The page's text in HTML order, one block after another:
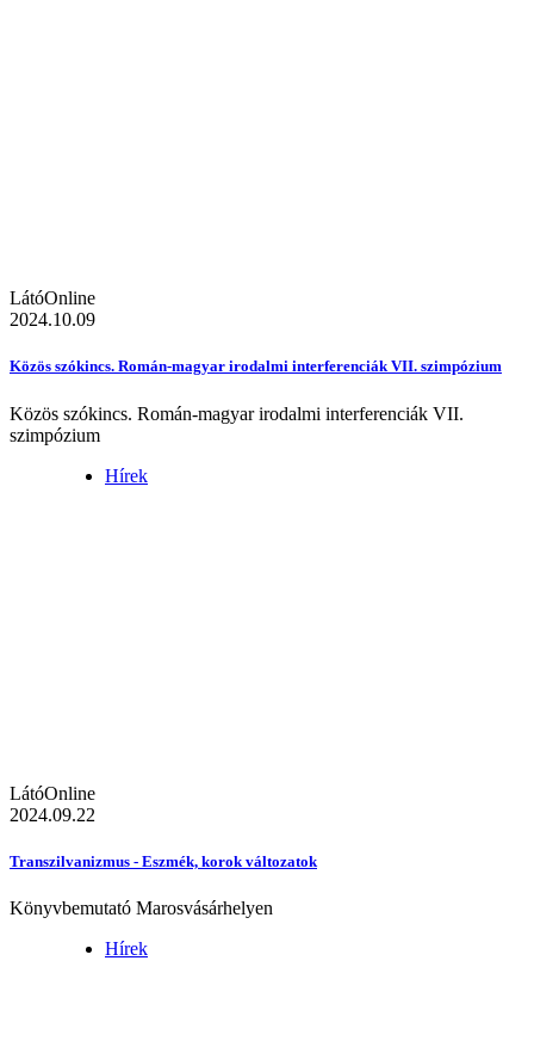
LátóOnline
2024.10.09
Közös szókincs. Román-magyar irodalmi interferenciák VII. szimpózium
Közös szókincs. Román-magyar irodalmi interferenciák VII.
szimpózium
Hírek
LátóOnline
2024.09.22
Transzilvanizmus - Eszmék, korok változatok
Könyvbemutató Marosvásárhelyen
Hírek